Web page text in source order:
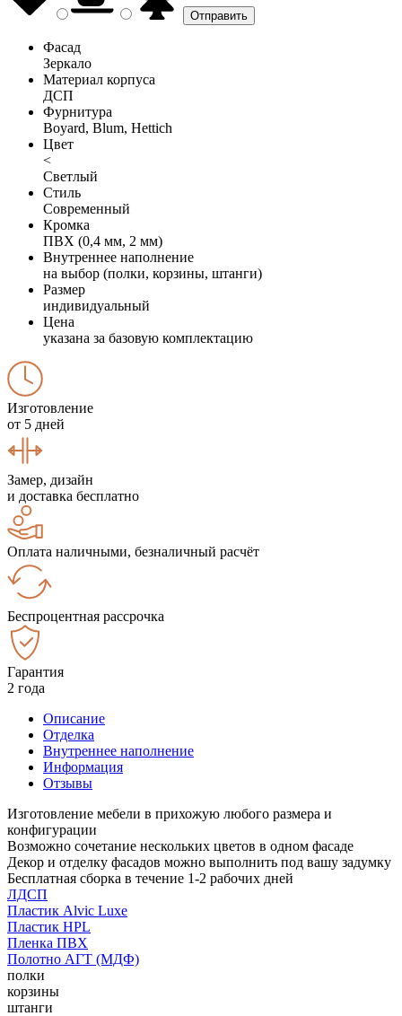
Фасад
Зеркало
Материал корпуса
ДСП
Фурнитура
Boyard, Blum, Hettich
Цвет
<
Светлый
Стиль
Современный
Кромка
ПВХ (0,4 мм, 2 мм)
Внутреннее наполнение
на выбор (полки, корзины, штанги)
Размер
индивидуальный
Цена
указана за базовую комплектацию
Изготовление
от 5 дней
Замер, дизайн
и доставка бесплатно
Оплата наличными, безналичный расчёт
Беспроцентная рассрочка
Гарантия
2 года
Описание
Отделка
Внутреннее наполнение
Информация
Отзывы
Изготовление мебели в прихожую любого размера и
конфигурации
Возможно сочетание нескольких цветов в одном фасаде
Декор и отделку фасадов можно выполнить под вашу задумку
Бесплатная сборка в течение 1-2 рабочих дней
ЛДСП
Пластик Alvic Luxe
Пластик HPL
Пленка ПВХ
Полотно АГТ (МДФ)
полки
корзины
штанги